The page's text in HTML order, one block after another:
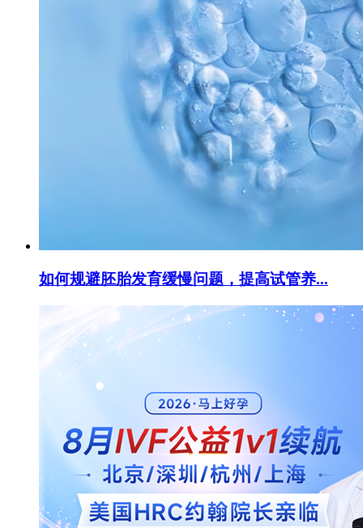
如何规避胚胎发育缓慢问题，提高试管养...